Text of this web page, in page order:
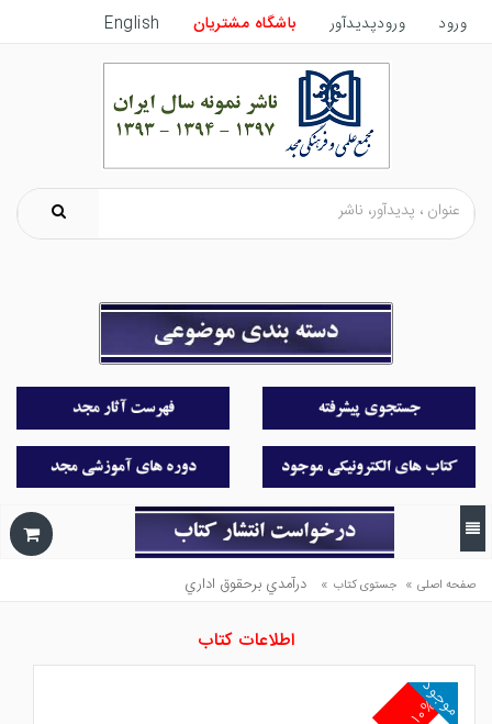
ورود ورودپدیدآور باشگاه مشتریان English
صفحه اصلی » جستوی کتاب » درآمدي برحقوق اداري
اطلاعات کتاب
۱۰%
موجود